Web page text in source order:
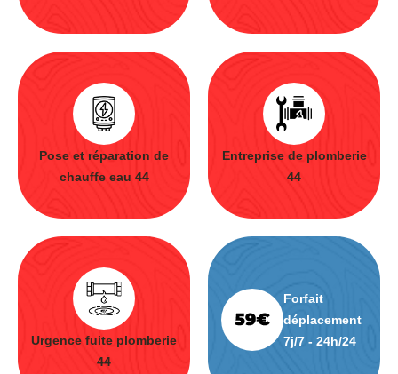
Pose et réparation de
chauffe eau 44
Entreprise de plomberie
44
Urgence fuite plomberie
44
Forfait
déplacement
7j/7 - 24h/24